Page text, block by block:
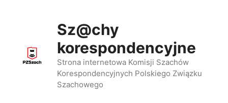
Sz@chy
korespondencyjne
Strona internetowa Komisji Szachów
Korespondencyjnych Polskiego Związku
Szachowego